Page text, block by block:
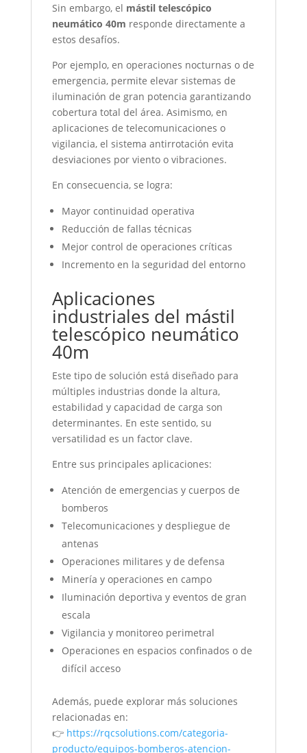
Sin embargo, el mástil telescópico
neumático 40m responde directamente a
estos desafíos.
Por ejemplo, en operaciones nocturnas o de
emergencia, permite elevar sistemas de
iluminación de gran potencia garantizando
cobertura total del área. Asimismo, en
aplicaciones de telecomunicaciones o
vigilancia, el sistema antirrotación evita
desviaciones por viento o vibraciones.
En consecuencia, se logra:
Mayor continuidad operativa
Reducción de fallas técnicas
Mejor control de operaciones críticas
Incremento en la seguridad del entorno
Aplicaciones
industriales del mástil
telescópico neumático
40m
Este tipo de solución está diseñado para
múltiples industrias donde la altura,
estabilidad y capacidad de carga son
determinantes. En este sentido, su
versatilidad es un factor clave.
Entre sus principales aplicaciones:
Atención de emergencias y cuerpos de
bomberos
Telecomunicaciones y despliegue de
antenas
Operaciones militares y de defensa
Minería y operaciones en campo
Iluminación deportiva y eventos de gran
escala
Vigilancia y monitoreo perimetral
Operaciones en espacios confinados o de
difícil acceso
Además, puede explorar más soluciones
relacionadas en:
👉 https://rqcsolutions.com/categoria-
producto/equipos-bomberos-atencion-